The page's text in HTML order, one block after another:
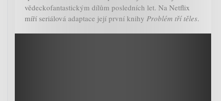
vědeckofantastickým dílům posledních let. Na Netflix
míří seriálová adaptace její první knihy Problém tří těles.